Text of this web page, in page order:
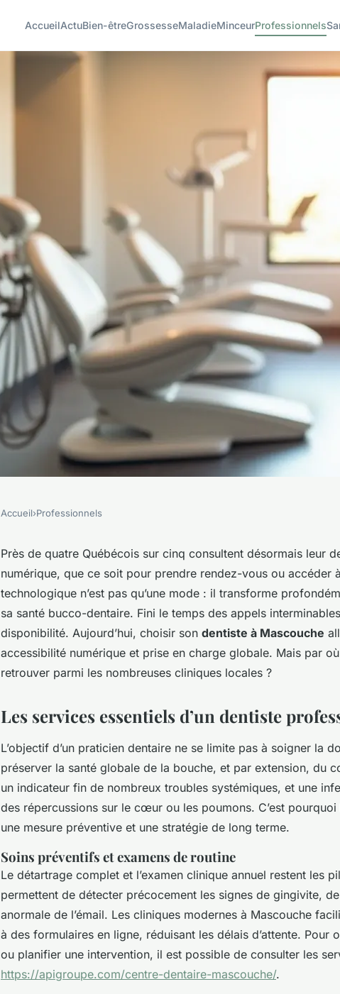
AccueilActuBien-êtreGrossesseMaladieMinceurProfessionnels
à Mascouche pour des
Accueil›Professionnels
Près de quatre Québécois sur cinq consultent désormais leur
numérique, que ce soit pour prendre rendez-vous ou accéder
technologique n’est pas qu’une mode : il transforme
sa santé bucco-dentaire. Fini le temps des appels
disponibilité. Aujourd’hui, choisir son dentiste à Mascouche
accessibilité numérique et prise en charge globale. Mais par
retrouver parmi les nombreuses cliniques locales ?
Les services essentiels d’un dentiste
L’objectif d’un praticien dentaire ne se limite pas à soigner la
préserver la santé globale de la bouche, et par extension, du
un indicateur fin de nombreux troubles systémiques, et une
des répercussions sur le cœur ou les poumons. C’est
une mesure préventive et une stratégie de long terme.
Soins préventifs et examens de routine
Le détartrage complet et l’examen clinique annuel restent les
permettent de détecter précocement les signes de gingivite,
anormale de l’émail. Les cliniques modernes à Mascouche
à des formulaires en ligne, réduisant les délais d’attente. Pour
ou planifier une intervention, il est possible de consulter les
https://apigroupe.com/centre-dentaire-mascouche/.